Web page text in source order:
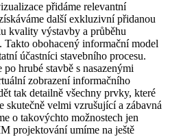
přidáme relevantní
další exkluzivní přidanou
kvality výstavby a průběhu
Takto obohacený informační model
účastníci stavebního procesu.
hrubé stavbě s nasazenými
zobrazení informačního
tak detailně všechny prvky, které
skutečně velmi vzrušující a zábavná
o takovýchto možnostech jen
projektování umíme na ještě